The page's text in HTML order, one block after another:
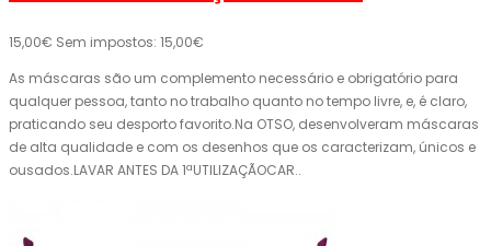
15,00€ Sem impostos: 15,00€
As máscaras são um complemento necessário e obrigatório para
qualquer pessoa, tanto no trabalho quanto no tempo livre, e, é claro,
praticando seu desporto favorito.Na OTSO, desenvolveram máscaras
de alta qualidade e com os desenhos que os caracterizam, únicos e
ousados.LAVAR ANTES DA 1ªUTILIZAÇÃOCAR..